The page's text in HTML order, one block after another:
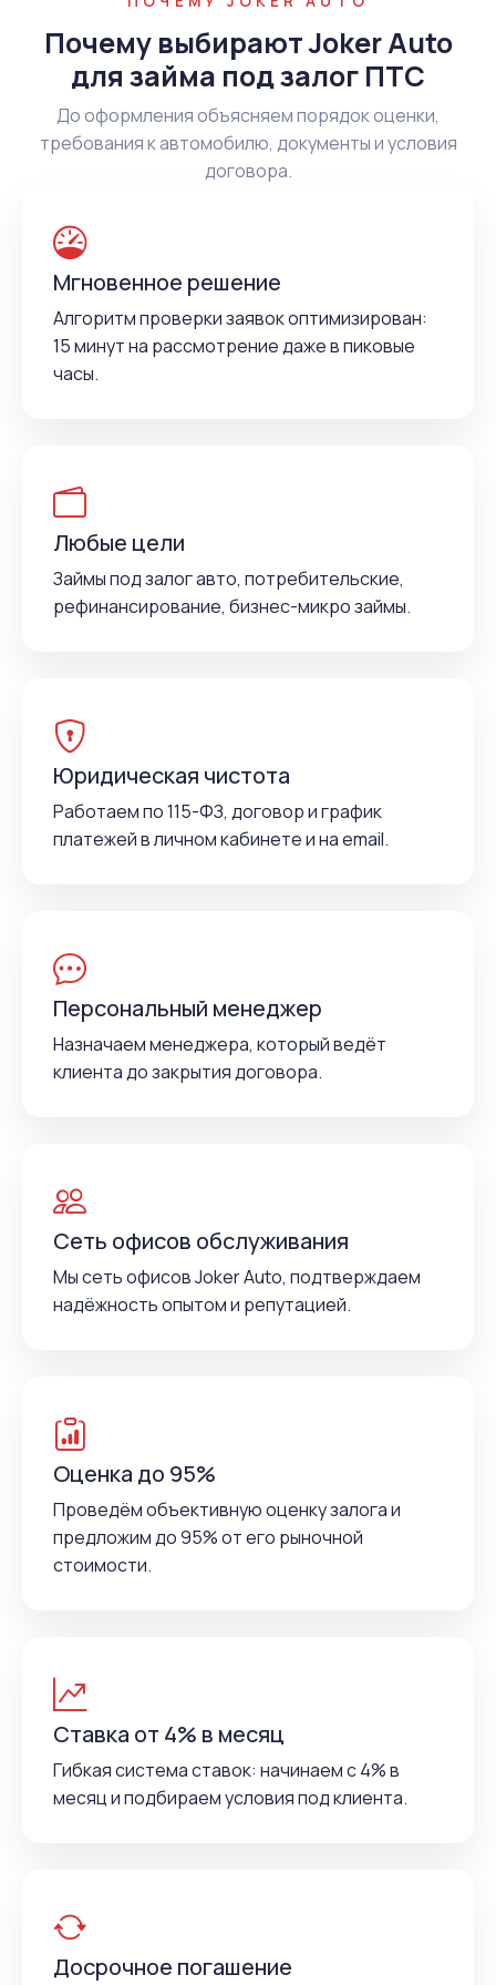
Почему выбирают Joker Auto
для займа под залог ПТС
До оформления объясняем порядок оценки,
требования к автомобилю, документы и условия
договора.
Мгновенное решение
Алгоритм проверки заявок оптимизирован:
15 минут на рассмотрение даже в пиковые
часы.
Любые цели
Займы под залог авто, потребительские,
рефинансирование, бизнес-микро займы.
Юридическая чистота
Работаем по 115-ФЗ, договор и график
платежей в личном кабинете и на email.
Персональный менеджер
Назначаем менеджера, который ведёт
клиента до закрытия договора.
Сеть офисов обслуживания
Мы сеть офисов Joker Auto, подтверждаем
надёжность опытом и репутацией.
Оценка до 95%
Проведём объективную оценку залога и
предложим до 95% от его рыночной
стоимости.
Ставка от 4% в месяц
Гибкая система ставок: начинаем с 4% в
месяц и подбираем условия под клиента.
Досрочное погашение